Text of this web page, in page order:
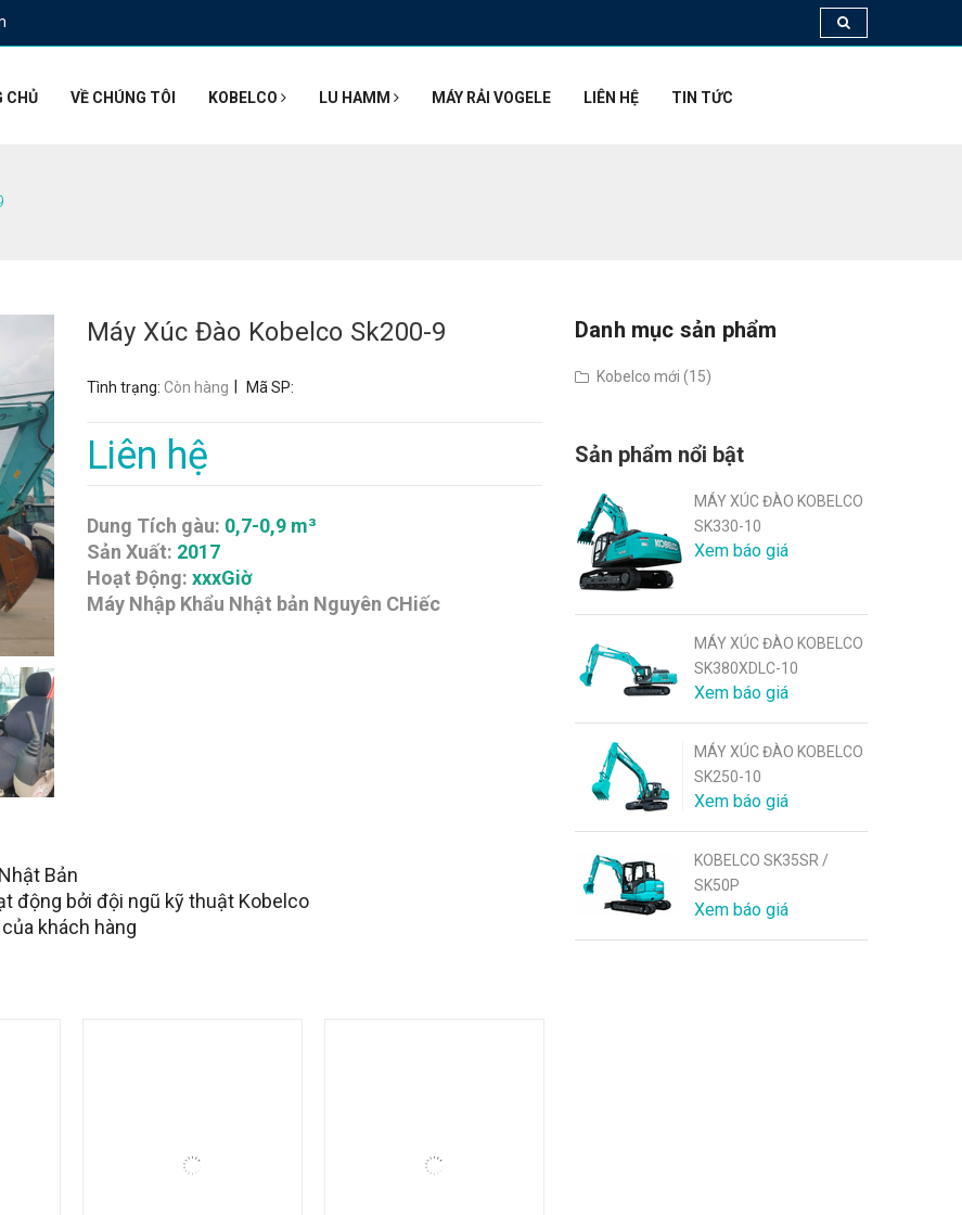
CHỦ VỀ CHÚNG TÔI KOBELCO LU HAMM MÁY RẢI VOGELE LIÊN HỆ TIN TỨC
Máy Xúc Đào Kobelco Sk200-9
Tình trạng: Còn hàng Mã SP:
Liên hệ
Dung Tích gàu: 0,7-0,9 m³
Sản Xuất: 2017
Hoạt Động: xxxGiờ
Máy Nhập Khẩu Nhật bản Nguyên CHiếc
Bản
động bởi đội ngũ kỹ thuật Kobelco
khách hàng
Danh mục sản phẩm
Kobelco mới (15)
Sản phẩm nổi bật
MÁY XÚC ĐÀO KOBELCO
SK330-10
Xem báo giá
MÁY XÚC ĐÀO KOBELCO
SK380XDLC-10
Xem báo giá
MÁY XÚC ĐÀO KOBELCO
SK250-10
Xem báo giá
KOBELCO SK35SR /
SK50P
Xem báo giá